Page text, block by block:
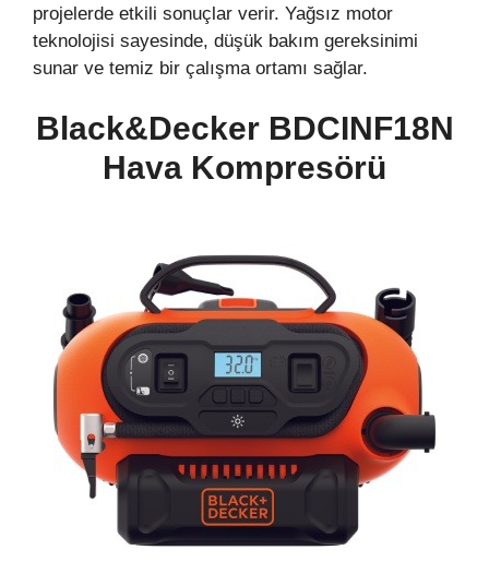
projelerde etkili sonuçlar verir. Yağsız motor
teknolojisi sayesinde, düşük bakım gereksinimi
sunar ve temiz bir çalışma ortamı sağlar.
Black&Decker BDCINF18N
Hava Kompresörü